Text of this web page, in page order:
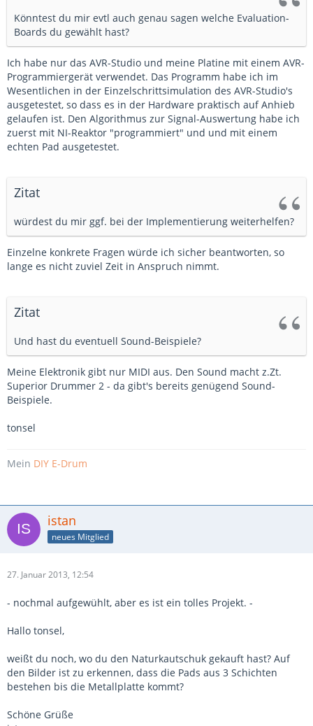
Könntest du mir evtl auch genau sagen welche Evaluation-
Boards du gewählt hast?
Ich habe nur das AVR-Studio und meine Platine mit einem AVR-
Programmiergerät verwendet. Das Programm habe ich im
Wesentlichen in der Einzelschrittsimulation des AVR-Studio's
ausgetestet, so dass es in der Hardware praktisch auf Anhieb
gelaufen ist. Den Algorithmus zur Signal-Auswertung habe ich
zuerst mit NI-Reaktor "programmiert" und und mit einem
echten Pad ausgetestet.
Zitat
würdest du mir ggf. bei der Implementierung weiterhelfen?
Einzelne konkrete Fragen würde ich sicher beantworten, so
lange es nicht zuviel Zeit in Anspruch nimmt.
Zitat
Und hast du eventuell Sound-Beispiele?
Meine Elektronik gibt nur MIDI aus. Den Sound macht z.Zt.
Superior Drummer 2 - da gibt's bereits genügend Sound-
Beispiele.
tonsel
Mein DIY E-Drum
istan
neues Mitglied
27. Januar 2013, 12:54
- nochmal aufgewühlt, aber es ist ein tolles Projekt. -
Hallo tonsel,
weißt du noch, wo du den Naturkautschuk gekauft hast? Auf
den Bilder ist zu erkennen, dass die Pads aus 3 Schichten
bestehen bis die Metallplatte kommt?
Schöne Grüße